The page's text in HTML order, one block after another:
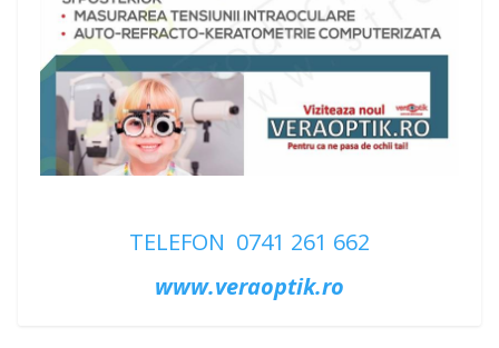
TELEFON 0741 261 662
www.veraoptik.ro